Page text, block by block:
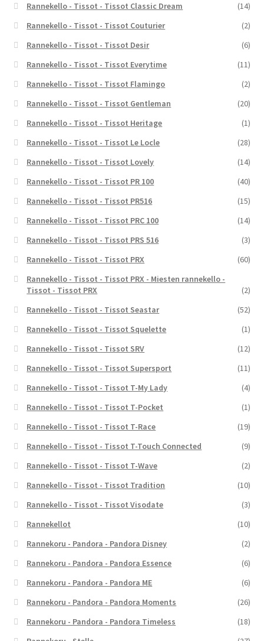
Rannekello - Tissot - Tissot Classic Dream
(14)
Rannekello - Tissot - Tissot Couturier
(2)
Rannekello - Tissot - Tissot Desir
(6)
Rannekello - Tissot - Tissot Everytime
(11)
Rannekello - Tissot - Tissot Flamingo
(2)
Rannekello - Tissot - Tissot Gentleman
(20)
Rannekello - Tissot - Tissot Heritage
(1)
Rannekello - Tissot - Tissot Le Locle
(28)
Rannekello - Tissot - Tissot Lovely
(14)
Rannekello - Tissot - Tissot PR 100
(40)
Rannekello - Tissot - Tissot PR516
(15)
Rannekello - Tissot - Tissot PRC 100
(14)
Rannekello - Tissot - Tissot PRS 516
(3)
Rannekello - Tissot - Tissot PRX
(60)
Rannekello - Tissot - Tissot PRX - Miesten rannekello -
Tissot - Tissot PRX
(2)
Rannekello - Tissot - Tissot Seastar
(52)
Rannekello - Tissot - Tissot Squelette
(1)
Rannekello - Tissot - Tissot SRV
(12)
Rannekello - Tissot - Tissot Supersport
(11)
Rannekello - Tissot - Tissot T-My Lady
(4)
Rannekello - Tissot - Tissot T-Pocket
(1)
Rannekello - Tissot - Tissot T-Race
(19)
Rannekello - Tissot - Tissot T-Touch Connected
(9)
Rannekello - Tissot - Tissot T-Wave
(2)
Rannekello - Tissot - Tissot Tradition
(10)
Rannekello - Tissot - Tissot Visodate
(3)
Rannekellot
(10)
Rannekoru - Pandora - Pandora Disney
(2)
Rannekoru - Pandora - Pandora Essence
(6)
Rannekoru - Pandora - Pandora ME
(6)
Rannekoru - Pandora - Pandora Moments
(26)
Rannekoru - Pandora - Pandora Timeless
(18)